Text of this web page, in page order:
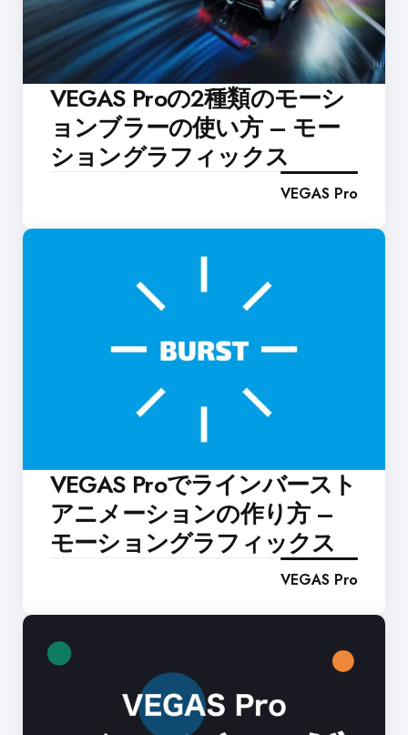
VEGAS Proの2種類のモーシ
ョンブラーの使い方 – モー
ショングラフィックス
VEGAS Pro
VEGAS Proでラインバースト
アニメーションの作り方 –
モーショングラフィックス
VEGAS Pro